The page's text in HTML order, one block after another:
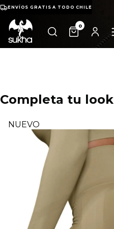
ENVÍOS GRATIS A TODO CHILE
0
Completa tu look
NUEVO